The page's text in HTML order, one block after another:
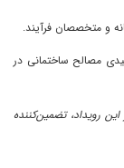
و متخصصان فرآیند.
مصالح ساختمانی در
رویداد، تضمین‌کننده